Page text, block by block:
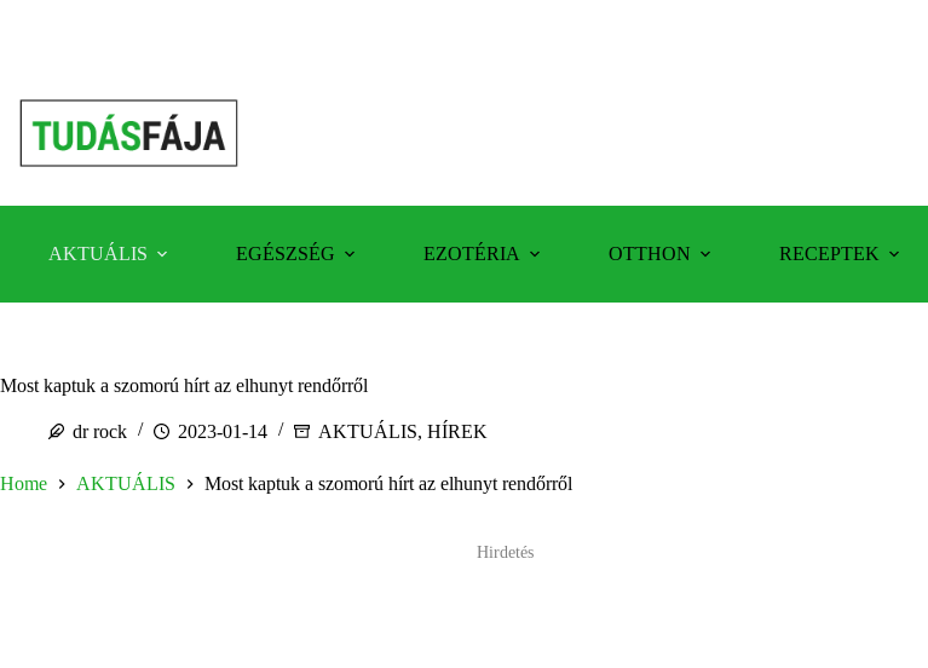
AKTUÁLIS EGÉSZSÉG EZOTÉRIA OTTHON RECEPTEK
Most kaptuk a szomorú hírt az elhunyt rendőrről
dr rock 2023-01-14 AKTUÁLIS, HÍREK
Home AKTUÁLIS Most kaptuk a szomorú hírt az elhunyt rendőrről
Hirdetés